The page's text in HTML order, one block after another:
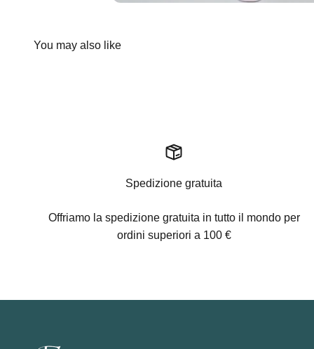
Spedizione gratuita
Offriamo la spedizione gratuita in tutto il mondo per
ordini superiori a 100 €